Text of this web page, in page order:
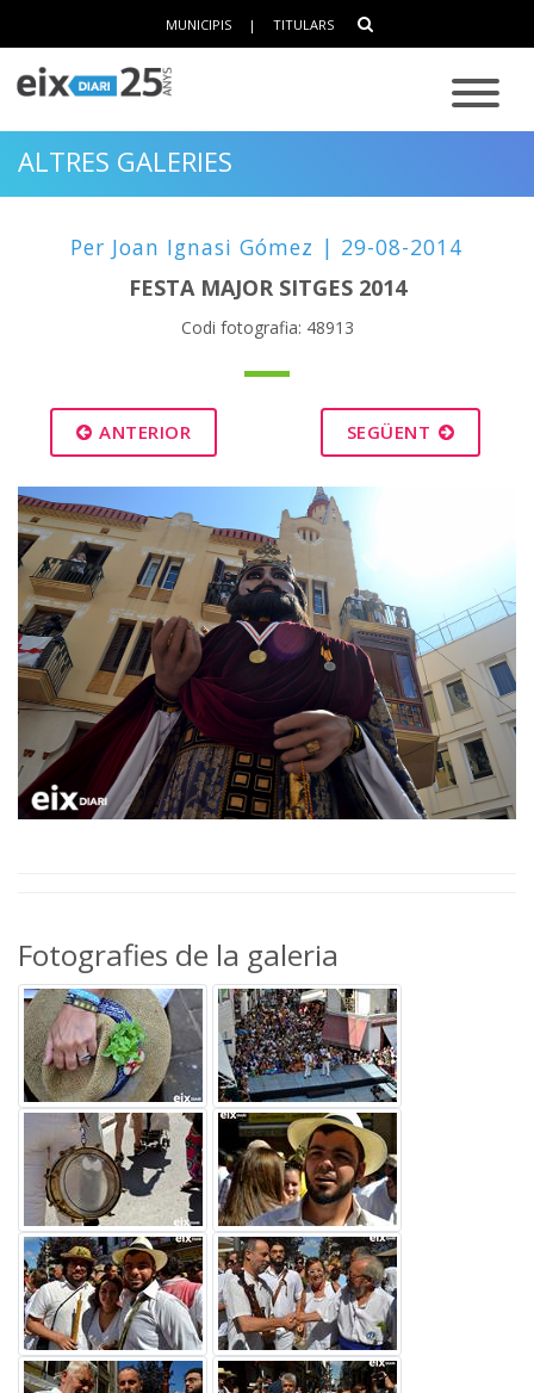
MUNICIPIS | TITULARS
ALTRES GALERIES
Per Joan Ignasi Gómez | 29-08-2014
FESTA MAJOR SITGES 2014
Codi fotografia: 48913
ANTERIOR SEGÜENT
Fotografies de la galeria